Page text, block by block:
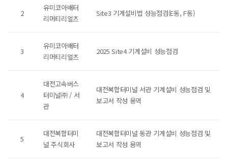
2
유미코아배터
리머티리얼즈
Site3 기계설비법 성능점검(E동, F동)
3
유미코아배터
리머티리얼즈
2025 Site4 기계설비 성능점검
4
대전고속버스
터미널㈜ / 서
관
대전복합터미널 서관 기계설비 성능점검 및
보고서 작성 용역
5
대전복합터미
널 주식회사
대전복합터미널 동관 기계설비 성능점검 및
보고서 작성 용역